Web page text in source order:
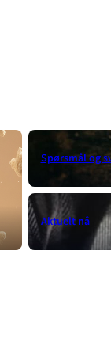
Spørsmål og
Aktuelt nå